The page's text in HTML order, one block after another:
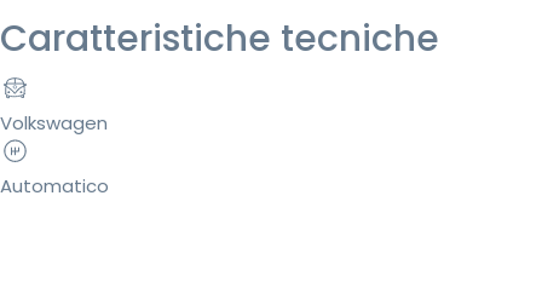
Caratteristiche tecniche
Volkswagen
Automatico